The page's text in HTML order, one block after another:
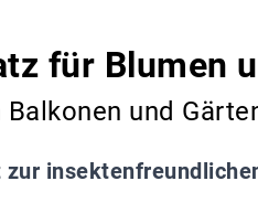
für Blumen
und